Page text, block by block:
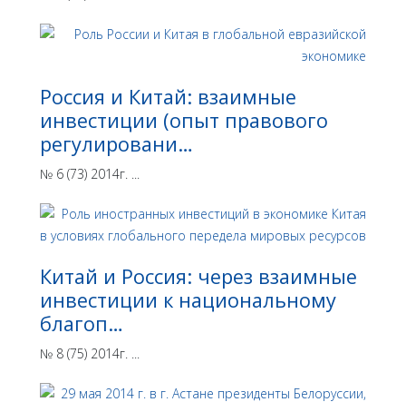
Россия и Китай: взаимные
инвестиции (опыт правового
регулировани…
№ 6 (73) 2014г. ...
Китай и Россия: через взаимные
инвестиции к национальному
благоп…
№ 8 (75) 2014г. ...